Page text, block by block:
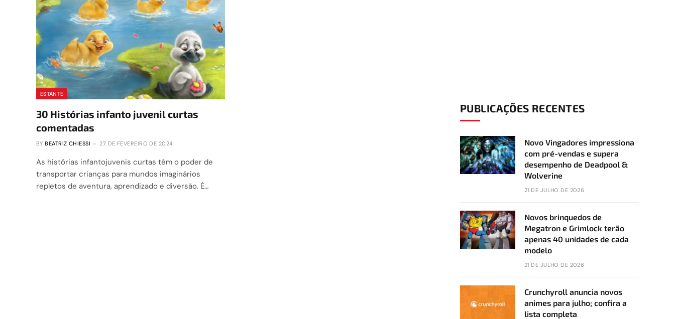
ESTANTE
30 Histórias infanto juvenil curtas
comentadas
BY BEATRIZ CHIESSI 27 DE FEVEREIRO DE 2024
As histórias infantojuvenis curtas têm o poder de
transportar crianças para mundos imaginários
repletos de aventura, aprendizado e diversão. É…
PUBLICAÇÕES RECENTES
Novo Vingadores impressiona
com pré-vendas e supera
desempenho de Deadpool &
Wolverine
21 DE JULHO DE 2026
Novos brinquedos de
Megatron e Grimlock terão
apenas 40 unidades de cada
modelo
21 DE JULHO DE 2026
Crunchyroll anuncia novos
animes para julho; confira a
lista completa